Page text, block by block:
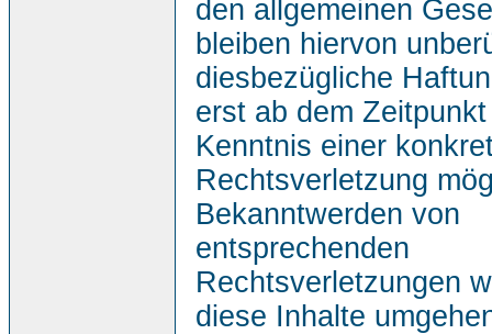
den allgemeinen
bleiben hiervon
diesbezügliche
erst ab dem
Kenntnis einer
Rechtsverletzung
Bekanntwerden von
entsprechenden
Rechtsverletzungen
diese Inhalte